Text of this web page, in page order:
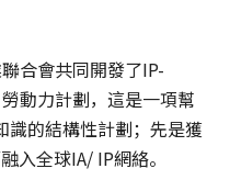
合會共同開發了IP-
動力計劃，這是一項幫
識的結構性計劃；先是獲
入全球IA/ IP網絡。